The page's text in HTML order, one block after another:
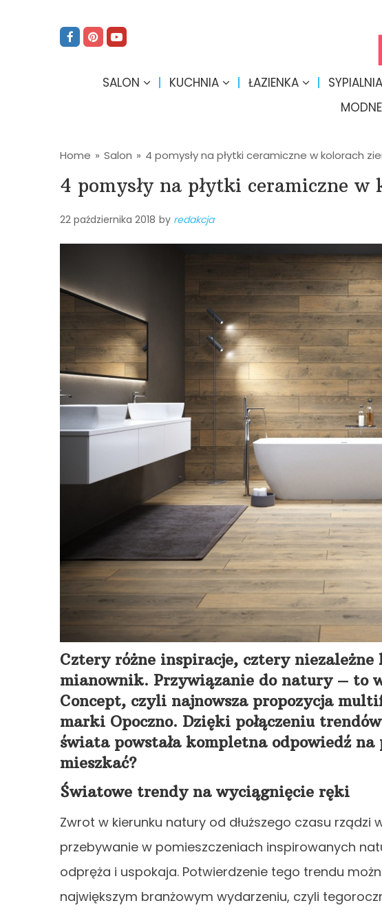
SALON KUCHNIA ŁAZIENKA SYPIALNIA
Home » Salon » 4 pomysły na płytki ceramiczne w kolorach
4 pomysły na płytki ceramiczne w
22 października 2018 by redakcja
Cztery różne inspiracje, cztery
mianownik. Przywiązanie do natury – to
Concept, czyli najnowsza propozycja
marki Opoczno. Dzięki połączeniu
świata powstała kompletna odpowiedź
mieszkać?
Światowe trendy na wyciągnięcie ręki
Zwrot w kierunku natury od dłuższego czasu rządzi
przebywanie w pomieszczeniach inspirowanych
odpręża i uspokaja. Potwierdzenie tego trendu
największym branżowym wydarzeniu, czyli